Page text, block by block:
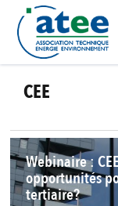
Aller
principal
CEE
Webinaire :
opportunités
tertiaire?
Panneau de gestion des